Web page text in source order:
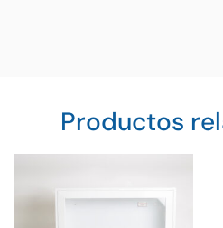
Productos